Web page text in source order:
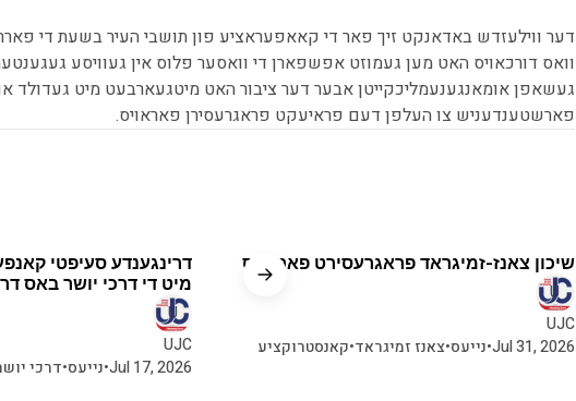
דער ווילעזדש באדאנקט זיך פאר די קאאפעראציע פון תושבי העיר בשעת די
וואס דורכאויס האט מען געמוזט אפשפארן די וואסער פלוס אין געוויסע
געשאפן אומאנגענעמליכקייטן אבער דער ציבור האט מיטגעארבעט מיט געדולד
פארשטענדעניש צו העלפן דעם פראיעקט פראגרעסירן פאראויס.
שיכון צאנז-זמיגראד פראגרעסירט פאראויס
UJC
Jul 31, 2026
•נייעס•צאנז זמיגראד•קאנסטרוקציע
דרינגענדע סעיפטי
מיט די דרכי יושר באס
UJC
Jul 17, 2026
•נייעס•דרכי